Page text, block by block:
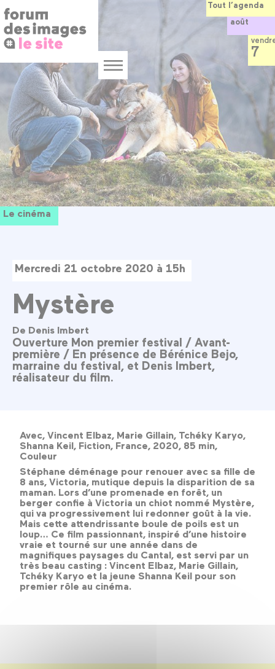
Panneau de gestion des cookies
au
contenu
principal
Menu
Le cinéma
Mercredi 21 octobre 2020 à 15h
Mystère
De Denis Imbert
Ouverture Mon premier festival / Avant-
première / En présence de Bérénice Bejo,
marraine du festival, et Denis Imbert,
réalisateur du film.
Avec, Vincent Elbaz, Marie Gillain, Tchéky Karyo,
Shanna Keil, Fiction, France, 2020, 85 min,
Couleur
Stéphane déménage pour renouer avec sa fille de
8 ans, Victoria, mutique depuis la disparition de sa
maman. Lors d’une promenade en forêt, un
berger confie à Victoria un chiot nommé Mystère,
qui va progressivement lui redonner goût à la vie.
Mais cette attendrissante boule de poils est un
loup… Ce film passionnant, inspiré d’une histoire
vraie et tourné sur une année dans de
magnifiques paysages du Cantal, est servi par un
très beau casting : Vincent Elbaz, Marie Gillain,
Tchéky Karyo et la jeune Shanna Keil pour son
premier rôle au cinéma.
Tout l’agenda
août
7